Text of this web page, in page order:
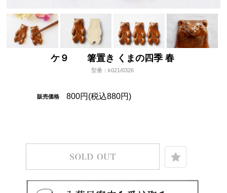
ケ９ 箸置き くまの四季 春
型番：k021/0326
販売価格 800円(税込880円)